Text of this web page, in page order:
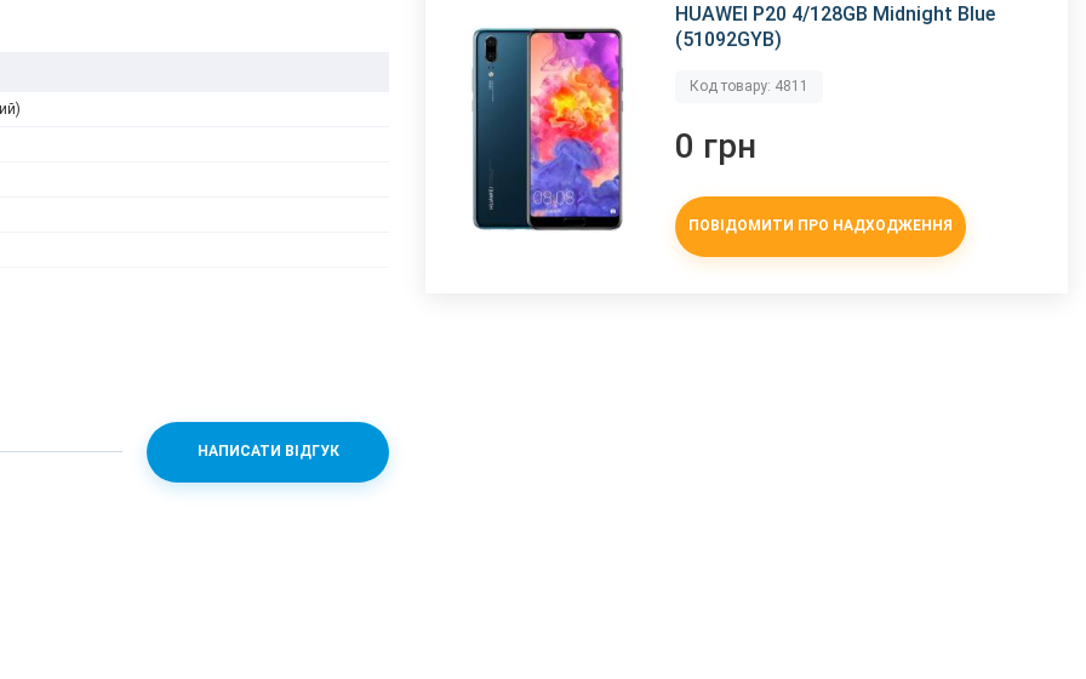
НАПИСАТИ ВІДГУК
HUAWEI P20 4/128GB Midnight Blue
(51092GYB)
Код товару: 4811
0 грн
ПОВІДОМИТИ ПРО НАДХОДЖЕННЯ